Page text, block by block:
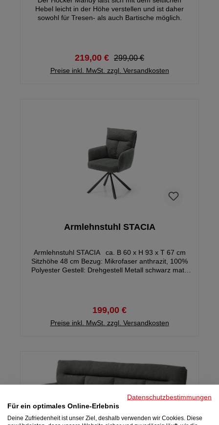
Hebel leicht in der Höhe verstellen und ist daher
sowohl für Tresen- als auch Bartische möglich.
219,00 € 299,00 €
Preise inkl. MwSt. zzgl. Versandkosten
Armlehnstuhl STACIA
Armlehnstuhl STACIA ca. B 60 x H 93 x T 67 cm
Sitzhöhe 48 cm Bezug: Mikrofaser anthrazit, 100%
Polyester Gestell: Drehgestell Metall schwarz matt,
199,00 €
Preise inkl. MwSt. zzgl. Versandkosten
Datenschutzbestimmungen
Für ein optimales Online-Erlebnis
Deine Zufriedenheit ist unser Ziel, deshalb verwenden wir Cookies. Diese